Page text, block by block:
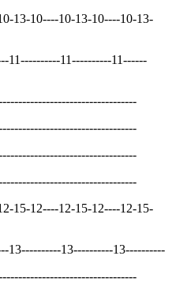
13-10----10-13-10----10-13-
11----------11----------11------
15-12----12-15-12----12-15-
13----------13----------13----------